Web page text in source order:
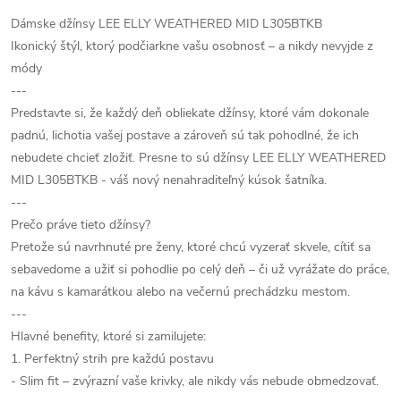
Dámske džínsy LEE ELLY WEATHERED MID L305BTKB
Ikonický štýl, ktorý podčiarkne vašu osobnosť – a nikdy nevyjde z
módy
---
Predstavte si, že každý deň obliekate džínsy, ktoré vám dokonale
padnú, lichotia vašej postave a zároveň sú tak pohodlné, že ich
nebudete chcieť zložiť. Presne to sú džínsy LEE ELLY WEATHERED
MID L305BTKB - váš nový nenahraditeľný kúsok šatníka.
---
Prečo práve tieto džínsy?
Pretože sú navrhnuté pre ženy, ktoré chcú vyzerať skvele, cítiť sa
sebavedome a užiť si pohodlie po celý deň – či už vyrážate do práce,
na kávu s kamarátkou alebo na večernú prechádzku mestom.
---
Hlavné benefity, ktoré si zamilujete:
1. Perfektný strih pre každú postavu
- Slim fit – zvýrazní vaše krivky, ale nikdy vás nebude obmedzovať.